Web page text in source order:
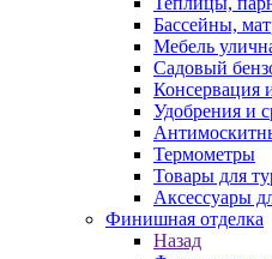
Бассейны,
Мебель
Садовый
Консервация
Удобрения и
Термометры
Товары для
Аксессуары
Финишная отделка
Назад